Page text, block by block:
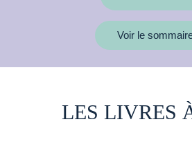
Voir le
LES LIVRES